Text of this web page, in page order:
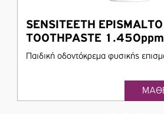
SENSITEETH EPISMALTO
TOOTHPASTE 1.450ppm
Παιδική οδοντόκρεμα φυσικής